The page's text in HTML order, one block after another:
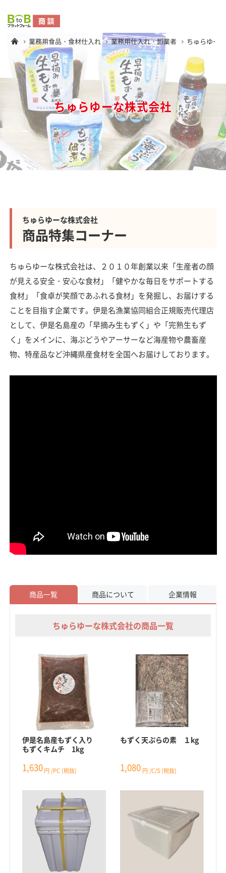
業務用食品・食材仕入れ 業務用仕入れ・卸業者 ちゅらゆー
ちゅらゆーな株式会社
ちゅらゆーな株式会社
商品特集コーナー
ちゅらゆーな株式会社は、２０１０年創業以来「生産者の顔
が見える安全・安心な食材」「健やかな毎日をサポートする
食材」「食卓が笑顔であふれる食材」を発掘し、お届けする
ことを目指す企業です。伊是名漁業協同組合正規販売代理店
として、伊是名島産の「早摘み生もずく」や「完熟生もず
く」をメインに、海ぶどうやアーサーなど海産物や農畜産
物、特産品など沖縄県産食材を全国へお届けしております。
商品一覧 商品について 企業情報
ちゅらゆーな株式会社の商品一覧
伊是名島産もずく入り
もずくキムチ 1kg
1,630 円 /PC (税抜)
もずく天ぷらの素 １kg
1,080 円 /C/S (税抜)